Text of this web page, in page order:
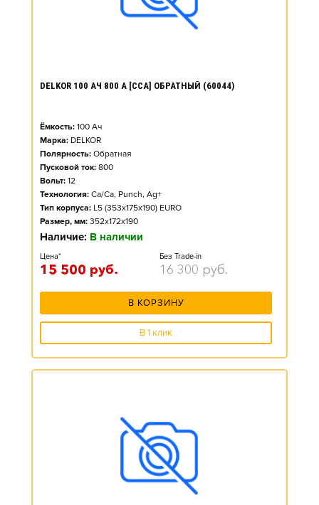
DELKOR 100 АЧ 800 А [CCA] ОБРАТНЫЙ (60044)
Ёмкость: 100 Ач
Марка: DELKOR
Полярность: Обратная
Пусковой ток: 800
Вольт: 12
Технология: Ca/Ca, Punch, Ag+
Тип корпуса: L5 (353x175x190) EURO
Размер, мм: 352x172x190
Наличие: В наличии
Цена*
15 500 руб.
Без Trade-in
16 300 руб.
В КОРЗИНУ
В 1 клик